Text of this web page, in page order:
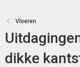
Vloeren
dikke